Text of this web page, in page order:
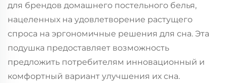
для брендов домашнего постельного белья,
нацеленных на удовлетворение растущего
спроса на эргономичные решения для сна. Эта
подушка предоставляет возможность
предложить потребителям инновационный и
комфортный вариант улучшения их сна.